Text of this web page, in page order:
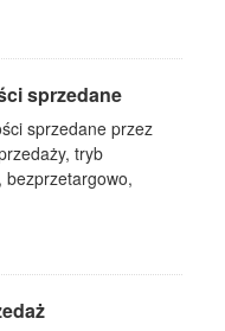
sprzedane
sprzedane przez
tryb